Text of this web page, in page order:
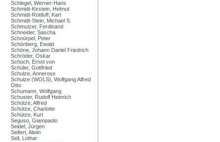
Schlegel, Werner-Hans
Schmidt-Kirstein, Helmut
Schmidt-Rottluff, Karl
Schmidt-Stein, Michael S.
Schmutzer, Ferdinand
Schneider, Sascha
Schnürpel, Peter
Schönberg, Ewald
Schöne, Johann Daniel Friedrich
Schröder, Oskar
Schuch, Ernst von
Schüler, Gottfried
Schulze, Annerose
Schulze (WOLS), Wolfgang Alfred
Otto
Schumann, Wolfgang
Schuster, Rudolf Heinrich
Schütze, Alfred
Schütze, Charlotte
Schütze, Kurt
Seguso, Giampaolo
Seidel, Jürgen
Seifert, Alwin
Sell, Lothar